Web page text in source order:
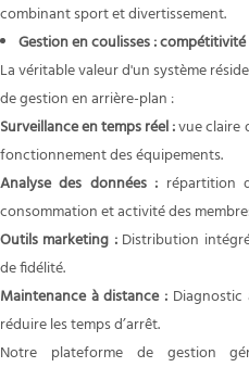
combinant sport et divertissement.
Gestion en coulisses :
La véritable valeur d'un système
de gestion en arrière-plan :
Surveillance en temps réel :vue claire
fonctionnement des équipements.
Analyse des données : répartition
consommation et activité des
Outils marketing :Distribution
de fidélité.
Maintenance à distance :
réduire les temps d’arrêt.
Notre plateforme de gestion